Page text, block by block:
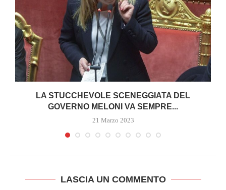
LA STUCCHEVOLE SCENEGGIATA DEL
GOVERNO MELONI VA SEMPRE...
21 Marzo 2023
LASCIA UN COMMENTO